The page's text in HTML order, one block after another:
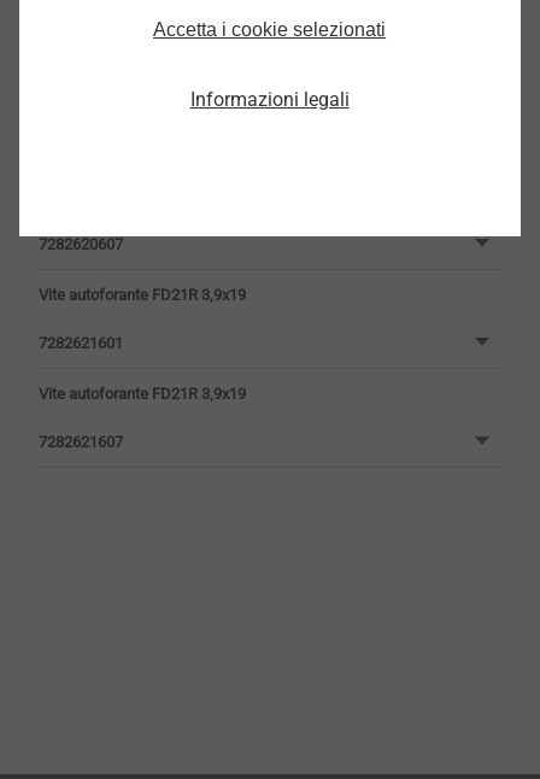
7282620607
Vite autoforante FD21R 3,9x19
7282621601
Vite autoforante FD21R 3,9x19
7282621607
Accetta i cookie selezionati
Informazioni legali